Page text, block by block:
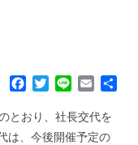
c
T
t
n
e
E
a
i
とおり、社長交代を
は、今後開催予定の